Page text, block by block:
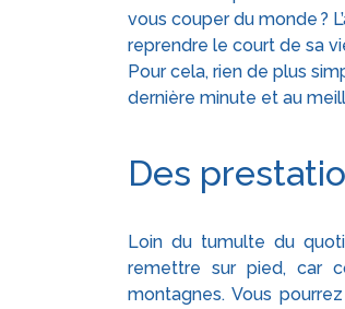
vous couper du monde ?
reprendre le court de sa
Pour cela, rien de plus
dernière minute et au
Des
Loin du tumulte du
remettre sur pied, car
montagnes. Vous